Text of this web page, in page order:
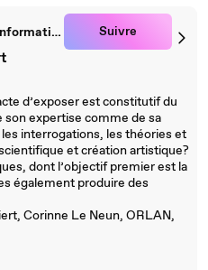
Bibliothèque publique d'information Suivre
d’exposer est constitutif du
son expertise comme de sa
interrogations, les théories et
et création artistique?
dont l’objectif premier est la
également produire des
Corinne Le Neun, ORLAN,